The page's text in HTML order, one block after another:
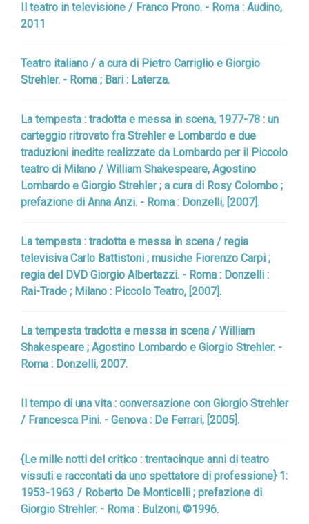
Il teatro in televisione / Franco Prono. - Roma : Audino,
2011
Teatro italiano / a cura di Pietro Carriglio e Giorgio
Strehler. - Roma ; Bari : Laterza.
La tempesta : tradotta e messa in scena, 1977-78 : un
carteggio ritrovato fra Strehler e Lombardo e due
traduzioni inedite realizzate da Lombardo per il Piccolo
teatro di Milano / William Shakespeare, Agostino
Lombardo e Giorgio Strehler ; a cura di Rosy Colombo ;
prefazione di Anna Anzi. - Roma : Donzelli, [2007].
La tempesta : tradotta e messa in scena / regia
televisiva Carlo Battistoni ; musiche Fiorenzo Carpi ;
regia del DVD Giorgio Albertazzi. - Roma : Donzelli :
Rai-Trade ; Milano : Piccolo Teatro, [2007].
La tempesta tradotta e messa in scena / William
Shakespeare ; Agostino Lombardo e Giorgio Strehler. -
Roma : Donzelli, 2007.
Il tempo di una vita : conversazione con Giorgio Strehler
/ Francesca Pini. - Genova : De Ferrari, [2005].
{Le mille notti del critico : trentacinque anni di teatro
vissuti e raccontati da uno spettatore di professione} 1:
1953-1963 / Roberto De Monticelli ; prefazione di
Giorgio Strehler. - Roma : Bulzoni, ©1996.